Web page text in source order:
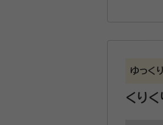
所属団体
ゆっく
くり